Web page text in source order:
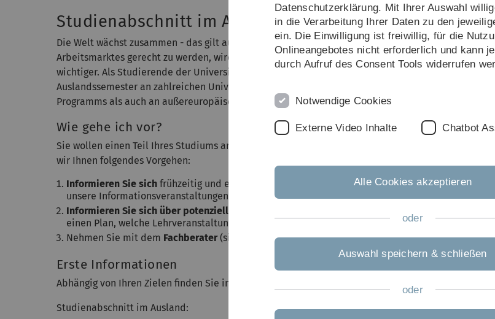
Studienabschnitt im Ausland
Die Welt wächst zusammen - das gilt auch und vor allem für die Wissenschaft. Um den
Arbeitsmarktes gerecht zu werden, wird ein Studienaufenthalt an einer ausländischen
wichtiger. Als Studierende der Universität Ulm haben Sie die Möglichkeit, sich für ein oder zwei
Auslandssemester an zahlreichen Universitäten - sowohl europaweit im Rahmen des ERASMUS+
Programms als auch an außereuropäischen Partnerhochschulen - zu bewerben.
Wie gehe ich vor?
Sie wollen einen Teil Ihres Studiums an einer ausländischen Hochschule absolvieren? Dann
wir Ihnen folgendes Vorgehen:
Informieren Sie sich frühzeitig und eingehend anhand unserer Webseiten oder besuchen Sie
unsere Informationsveranstaltungen.
Informieren Sie sich über potenzielle Hochschulen
einen Plan, welche Lehrveranstaltungen/Module Sie absolvieren wollen.
Nehmen Sie mit dem Fachberater(siehe rechte Spalte) Kontakt auf.
Erste Informationen
Abhängig von Ihren Zielen finden Sie im Folgenden Informationen, die Ihnen weiterhelfen:
Studienabschnitt im Ausland:
Datenschutzerklärung. Mit Ihrer Auswahl
in die Verarbeitung Ihrer Daten zu den
ein. Die Einwilligung ist freiwillig, für die
Onlineangebotes nicht erforderlich und kann
durch Aufruf des Consent Tools widerrufen
Notwendige Cookies
Externe Video Inhalte Chatbot
Alle Cookies akzeptieren
oder
Auswahl speichern & schließen
oder